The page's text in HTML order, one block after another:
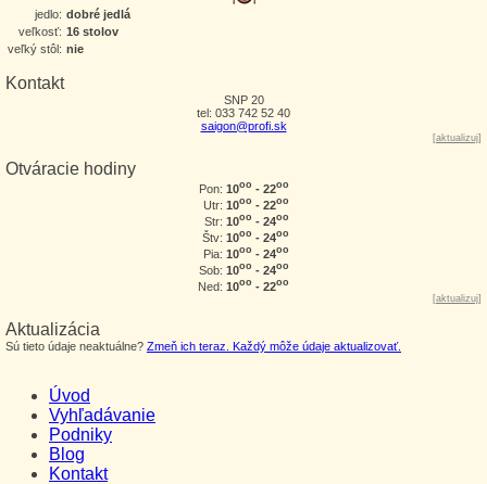
jedlo: dobré jedlá
veľkosť: 16 stolov
veľký stôl: nie
Kontakt
SNP 20
tel: 033 742 52 40
saigon@profi.sk
[aktualizuj]
Otváracie hodiny
Pon: 10oo - 22oo
Utr: 10oo - 22oo
Str: 10oo - 24oo
Štv: 10oo - 24oo
Pia: 10oo - 24oo
Sob: 10oo - 24oo
Ned: 10oo - 22oo
[aktualizuj]
Aktualizácia
Sú tieto údaje neaktuálne? Zmeň ich teraz. Každý môže údaje aktualizovať.
Úvod
Vyhľadávanie
Podniky
Blog
Kontakt